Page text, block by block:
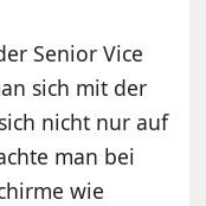
Senior Vice
sich mit der
nicht nur auf
man bei
wie